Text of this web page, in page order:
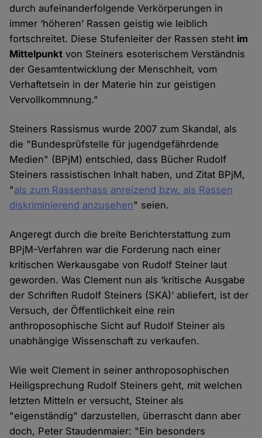
durch aufeinanderfolgende Verkörperungen in
immer ‘höheren’ Rassen geistig wie leiblich
fortschreitet. Diese Stufenleiter der Rassen steht im
Mittelpunkt von Steiners esoterischem Verständnis
der Gesamtentwicklung der Menschheit, vom
Verhaftetsein in der Materie hin zur geistigen
Vervollkommnung."
Steiners Rassismus wurde 2007 zum Skandal, als
die "Bundesprüfstelle für jugendgefährdende
Medien" (BPjM) entschied, dass Bücher Rudolf
Steiners rassistischen Inhalt haben, und Zitat BPjM,
"als zum Rassenhass anreizend bzw. als Rassen
diskriminierend anzusehen" seien.
Angeregt durch die breite Berichterstattung zum
BPjM-Verfahren war die Forderung nach einer
kritischen Werkausgabe von Rudolf Steiner laut
geworden. Was Clement nun als ‘kritische Ausgabe
der Schriften Rudolf Steiners (SKA)’ abliefert, ist der
Versuch, der Öffentlichkeit eine rein
anthroposophische Sicht auf Rudolf Steiner als
unabhängige Wissenschaft zu verkaufen.
Wie weit Clement in seiner anthroposophischen
Heiligsprechung Rudolf Steiners geht, mit welchen
letzten Mitteln er versucht, Steiner als
"eigenständig" darzustellen, überrascht dann aber
doch, Peter Staudenmaier: "Ein besonders